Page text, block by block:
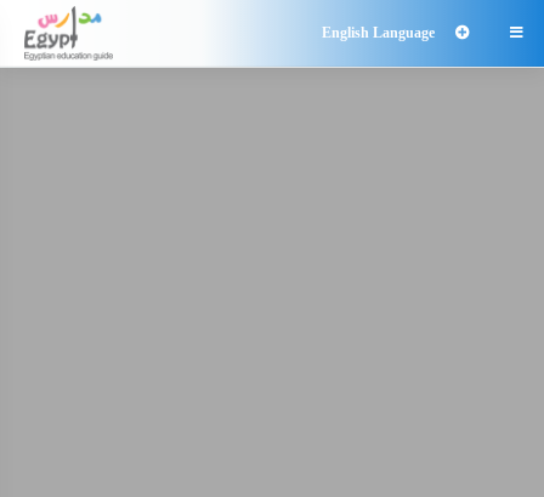

English Language